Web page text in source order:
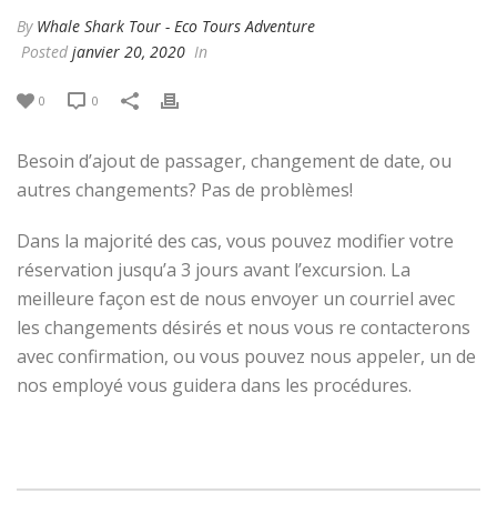
By Whale Shark Tour - Eco Tours Adventure
Posted janvier 20, 2020 In
0 0
Besoin d’ajout de passager, changement de date, ou
autres changements? Pas de problèmes!
Dans la majorité des cas, vous pouvez modifier votre
réservation jusqu’a 3 jours avant l’excursion. La
meilleure façon est de nous envoyer un courriel avec
les changements désirés et nous vous re contacterons
avec confirmation, ou vous pouvez nous appeler, un de
nos employé vous guidera dans les procédures.